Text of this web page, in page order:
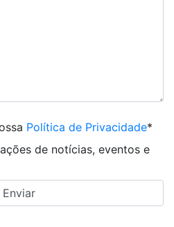
Política de Privacidade*
de notícias, eventos e